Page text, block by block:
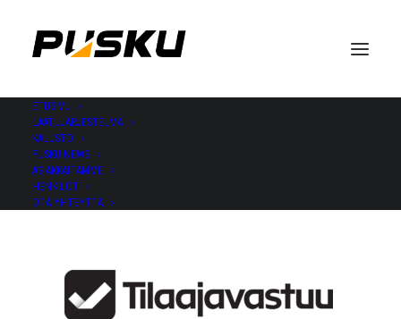
ETUSIVU
LAATUJÄRJESTELMÄ
KALUSTO
PUSKU NEWS
ASIAKKAITAMME
HENKILÖT
OTA YHTEYTTÄ